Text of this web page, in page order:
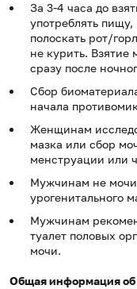
За 3-4 часа до
употреблять
полоскать рот/
не курить. Взятие
сразу после
Сбор
начала
Женщинам
мазка или сбор
менструации или
Мужчинам не
урогенитального
Мужчинам
туалет половых
мочи.
Общая информация об